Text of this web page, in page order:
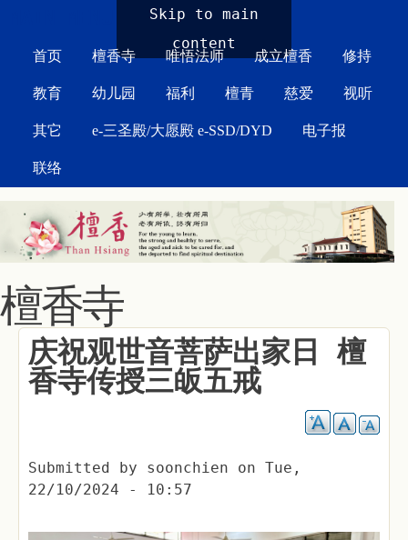
Skip to main
content
首页 檀香寺 唯悟法师 成立檀香 修持
教育 幼儿园 福利 檀青 慈爱 视听
其它 e-三圣殿/大愿殿 e-SSD/DYD 电子报
联络
檀香寺
庆祝观世音菩萨出家日 檀
香寺传授三皈五戒
Submitted by soonchien on Tue,
22/10/2024 - 10:57